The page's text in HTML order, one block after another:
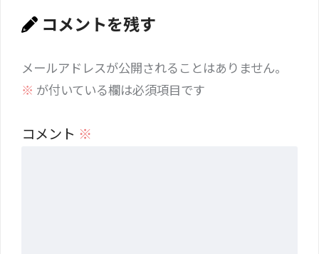
コメントを残す
メールアドレスが公開されることはありません。
※ が付いている欄は必須項目です
コメント ※